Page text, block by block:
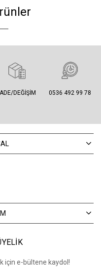
DEĞIŞIM 0536 492 99 78
için e-bültene kaydol!